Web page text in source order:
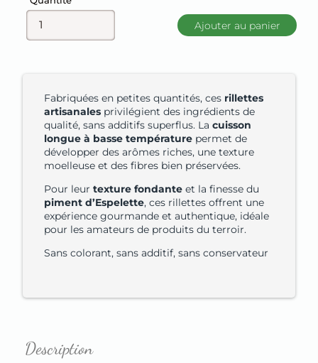
Ajouter au panier
Fabriquées en petites quantités, ces rillettes
artisanales privilégient des ingrédients de
qualité, sans additifs superflus. La cuisson
longue à basse température permet de
développer des arômes riches, une texture
moelleuse et des fibres bien préservées.
Pour leur texture fondante et la finesse du
piment d’Espelette, ces rillettes offrent une
expérience gourmande et authentique, idéale
pour les amateurs de produits du terroir.
Sans colorant, sans additif, sans conservateur
Description